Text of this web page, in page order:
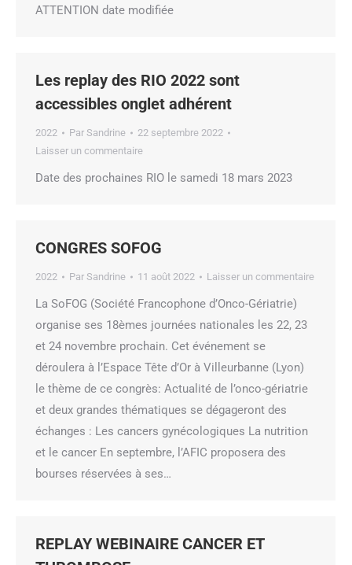
ATTENTION date modifiée
Les replay des RIO 2022 sont
accessibles onglet adhérent
2022 Par Sandrine
22 septembre 2022
Laisser un commentaire
Date des prochaines RIO le samedi 18 mars 2023
CONGRES SOFOG
2022 Par Sandrine 11 août 2022 Laisser un commentaire
La SoFOG (Société Francophone d’Onco-Gériatrie)
organise ses 18èmes journées nationales les 22, 23
et 24 novembre prochain. Cet événement se
déroulera à l’Espace Tête d’Or à Villeurbanne (Lyon)
le thème de ce congrès: Actualité de l’onco-gériatrie
et deux grandes thématiques se dégageront des
échanges : Les cancers gynécologiques La nutrition
et le cancer En septembre, l’AFIC proposera des
bourses réservées à ses…
REPLAY WEBINAIRE CANCER ET